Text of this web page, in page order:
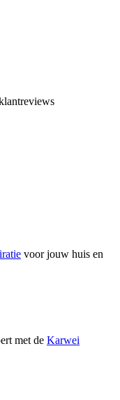
voor jouw huis en
met de Karwei